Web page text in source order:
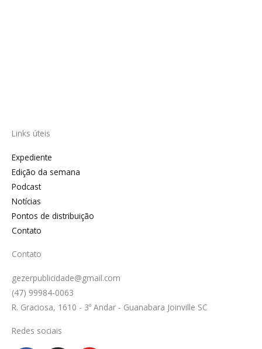
Links úteis
Expediente
Edição da semana
Podcast
Notícias
Pontos de distribuição
Contato
Contato
gezerpublicidade@gmail.com
(47) 99984-0063
R. Graciosa, 1610 - 3º Andar - Guanabara Joinville SC
Redes sociais